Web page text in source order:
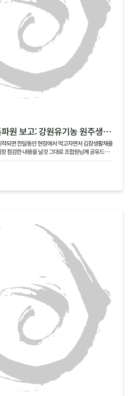
[두레생협 농상팀 특파원 보고: 강원유기농 원주생명농업 현장]
되면 한달동안 현장에서 먹고자면서 김장생활재를
점검한 내용을 날것 그대로 조합원님께 공유드립